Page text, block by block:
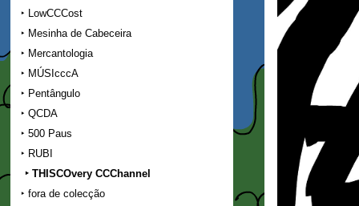
LowCCCost
Mesinha de Cabeceira
Mercantologia
MÚSIcccA
Pentângulo
QCDA
500 Paus
RUBI
THISCOvery CCChannel
fora de colecção